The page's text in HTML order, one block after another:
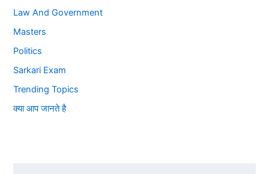
Law And Government
Masters
Politics
Sarkari Exam
Trending Topics
क्या आप जानते है